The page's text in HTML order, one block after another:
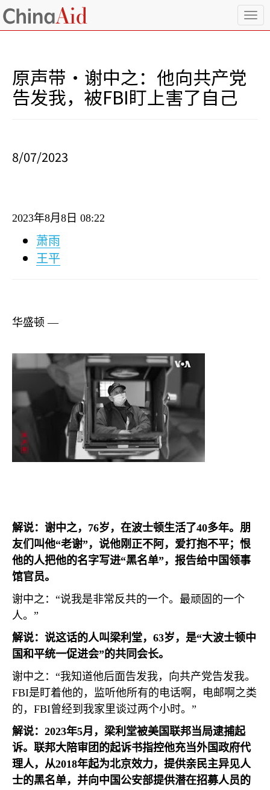
T
o
原声带·谢中之：他向共产党
告发我，被FBI盯上害了自己
8/07/2023
2023年8月 8 日 08:22
萧雨
王平
华盛顿 —
解说：谢中之， 76岁，在波士顿生活了40多年。朋
友们叫他“老谢”，说他刚正不阿，爱打抱不平；恨
他的人把他的名字写进“黑名单”，报告给中国领事
馆官员。
谢中之：“说我是非常反共的一个。最顽固的一个
人。”
解说：说这话的人叫梁利堂， 63岁，是“大波士顿中
国和平统一促进会”的共同会长。
谢中之：“我知道他后面告发我，向共产党告发我。
FBI是盯着他的，监听他所有的电话啊，电邮啊之类
的， FBI曾经到我家里谈过两个小时。”
解说： 2023年5月，梁利堂被美国联邦当局逮捕起
诉。联邦大陪审团的起诉书指控他充当外国政府代
理人，从2018年起为北京效力，提供亲民主异见人
士的黑名单，并向中国公安部提供潜在招募人员的